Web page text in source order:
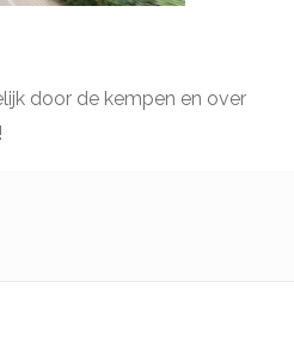
door de kempen en over